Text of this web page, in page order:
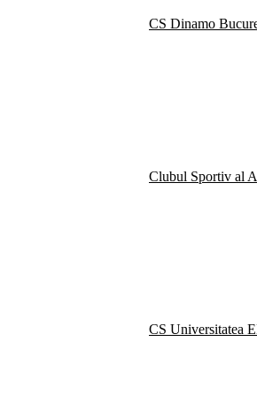
CS Dinamo
Clubul Sportiv al
CS Universitatea